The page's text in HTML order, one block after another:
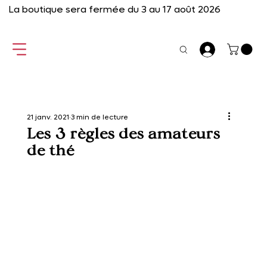
La boutique sera fermée du 3 au 17 août 2026
Les 3 règles des amateurs
de thé
21 janv. 2021 3 min de lecture